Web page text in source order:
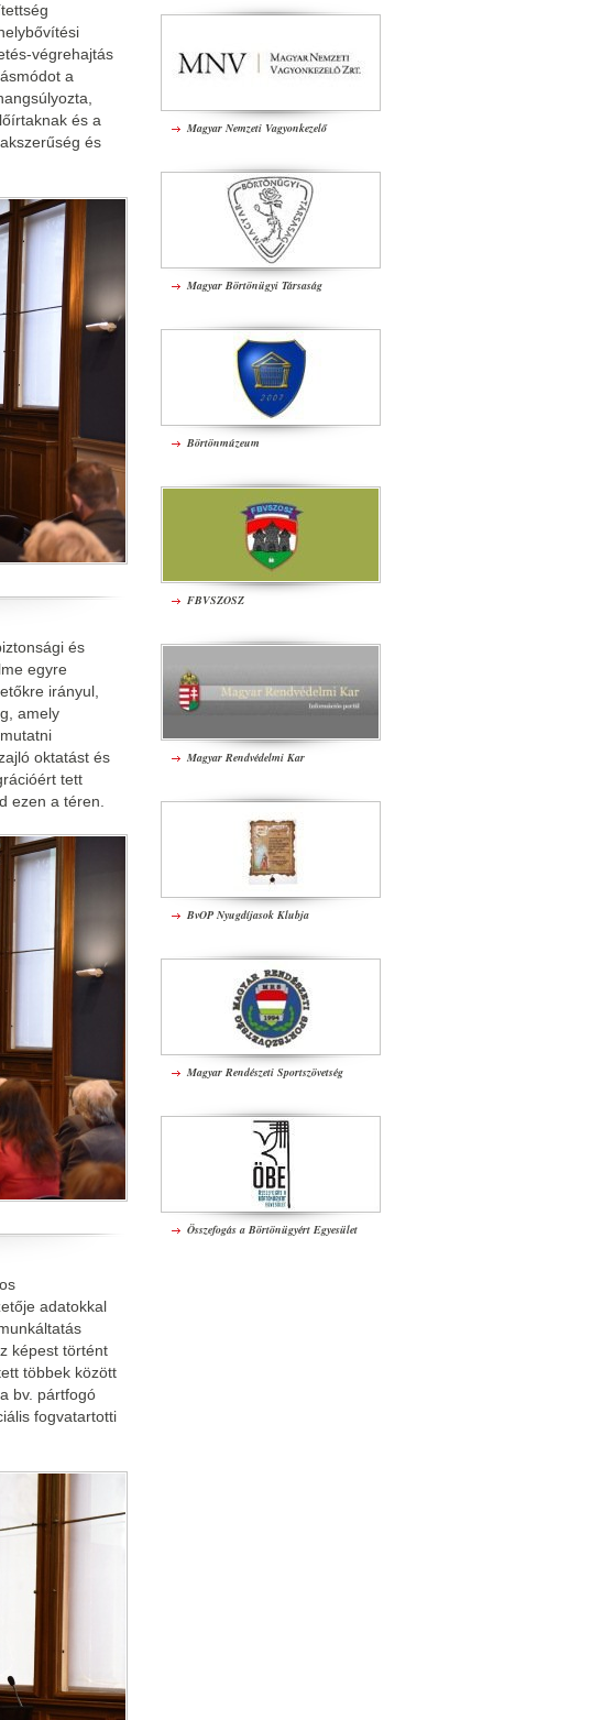
végrehajtás
a
és a
és
és
egyre
irányul,
amely
oktatást és
tett
ezen a téren.
adatokkal
képest történt
többek között
bv. pártfogó
fogvatartotti
Magyar Nemzeti Vagyonkezelő
Magyar Börtönügyi Társaság
Börtönmúzeum
FBVSZOSZ
Magyar Rendvédelmi Kar
BvOP Nyugdíjasok Klubja
Magyar Rendészeti Sportszövetség
Összefogás a Börtönügyért Egyesület